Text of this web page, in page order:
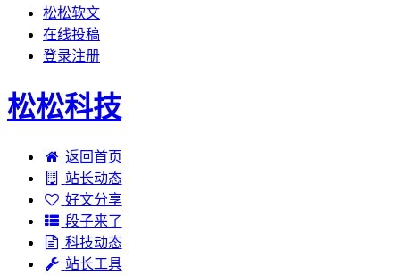
松松软文
在线投稿
登录注册
松松科技
返回首页
站长动态
好文分享
段子来了
科技动态
站长工具